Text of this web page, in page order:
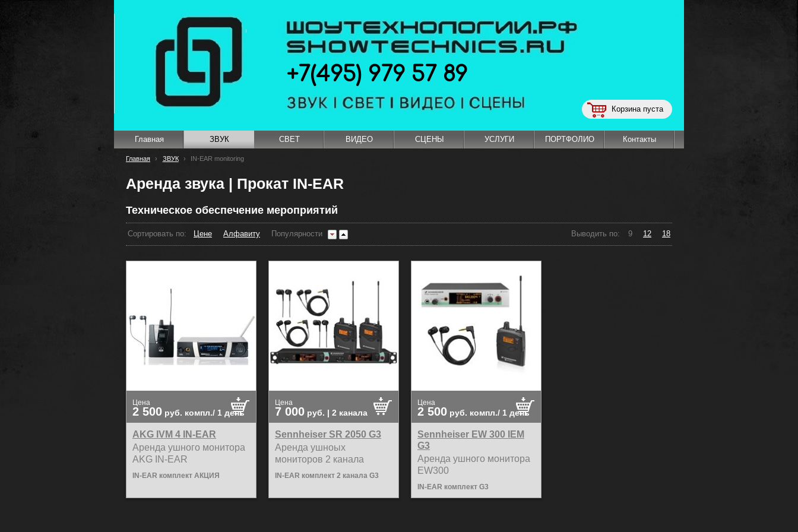
Корзина пуста
+7(495) 979 57 89
Главная ЗВУК СВЕТ ВИДЕО СЦЕНЫ УСЛУГИ ПОРТФОЛИО Контакты
Главная › ЗВУК › IN-EAR monitoring
Аренда звука | Прокат IN-EAR
Техническое обеспечение мероприятий
Выводить по: 9 12 18
Сортировать по: Цене Алфавиту Популярности
Цена
2 500 руб. компл./ 1 день
AKG IVM 4 IN-EAR
Аренда ушного монитора
AKG IN-EAR
IN-EAR комплект АКЦИЯ
Цена
7 000 руб. | 2 канала
Sennheiser SR 2050 G3
Аренда ушноых
мониторов 2 канала
IN-EAR комплект 2 канала G3
Цена
2 500 руб. компл./ 1 день
Sennheiser EW 300 IEM
G3
Аренда ушного монитора
EW300
IN-EAR комплект G3